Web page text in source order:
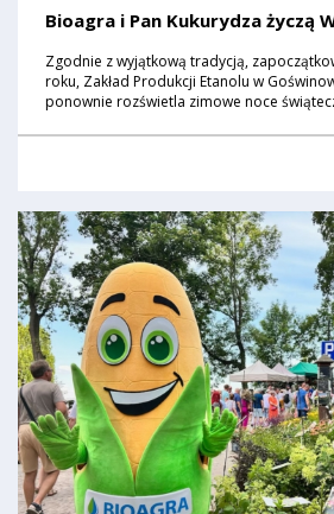
Bioagra i Pan Kukurydza życzą
Zgodnie z wyjątkową tradycją,
roku, Zakład Produkcji Etanolu w
ponownie rozświetla zimowe noce